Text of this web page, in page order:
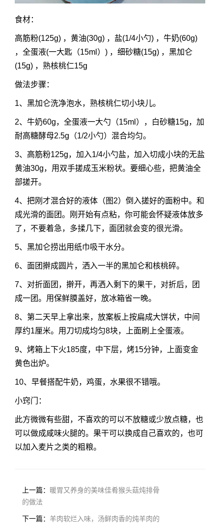
食材：
高筋粉(125g) ，黄油(30g) ，盐(1/4小勺) ，牛奶(60g)
，全蛋液(一大匙（15ml）) ，细砂糖(15g) ，黑加仑
(15g) ，熟核桃仁15g
做法步骤：
1、黑加仑洗净泡水，熟核桃仁切小块儿。
2、牛奶60g，全蛋液一大勺（15ml），白砂糖15g，加
耐高糖酵母2.5g（1/2小勺）混合均匀。
3、高筋粉125g，加入1/4小勺盐，加入切成小块的无盐
黄油30g，用双手搓成玉米粉状。要细心些，把黄油全
部搓开。
4、把刚才混合好的液体（图2）倒入搓好的面粉中。和
成光滑的面团。刚开始有点粘，你可能会怀疑液体放多
了，不要着急，多揉几下，面团就会变的很光滑。
5、黑加仑捞出用纸巾吸干水分。
6、面团擀成圆片，洒入一半的黑加仑和核桃碎。
7、对折面团，擀开，再洒入剩下的果干，对折后，团
成一团。用保鲜膜盖好，放冰箱省一晚。
8、第二天早上拿出来，放案板上按扁成大饼状，中间
厚约1厘米。用刀切成均匀8块，上面刷上全蛋液。
9、烤箱上下火185度，中下层，烤15分钟，上面变金
黄色出炉。
10、早餐搭配牛奶，鸡蛋，水果很不错哦。
小窍门：
此方微微有些甜，不喜欢的可以不放糖或少放点糖，也
可以做成咸味火腿的。果干可以换成自己喜欢的，也可
以加入麦片之类的粗粮。
上一篇： 暖胃又养身的美味佳肴猴头菇炖排骨
的做法
下一篇： 羊肉软烂入味，汤鲜肉香的炖羊肉的